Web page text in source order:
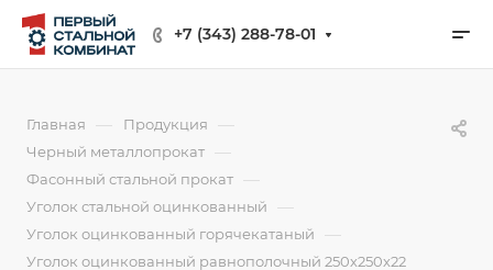
+7 (343) 288-78-01
Главная — Продукция —
Черный металлопрокат —
Фасонный стальной прокат —
Уголок стальной оцинкованный —
Уголок оцинкованный горячекатаный —
Уголок оцинкованный равнополочный 250х250х22